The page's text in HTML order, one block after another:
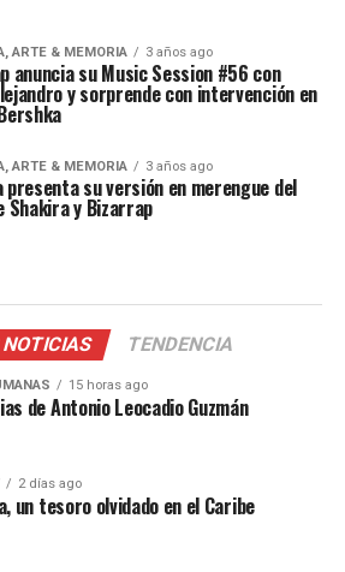
ARTE & MEMORIA 3 años ago
anuncia su Music Session #56 con
y sorprende con intervención en
ARTE & MEMORIA 3 años ago
presenta su versión en merengue del
Shakira y Bizarrap
TENDENCIA
15 horas ago
de Antonio Leocadio Guzmán
2 días ago
un tesoro olvidado en el Caribe